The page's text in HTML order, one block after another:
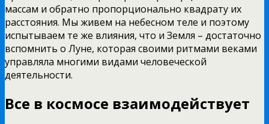
массам и обратно пропорционально квадрату их
расстояния. Мы живем на небесном теле и поэтому
испытываем те же влияния, что и Земля – достаточно
вспомнить о Луне, которая своими ритмами веками
управляла многими видами человеческой
деятельности.
Все в космосе взаимодействует